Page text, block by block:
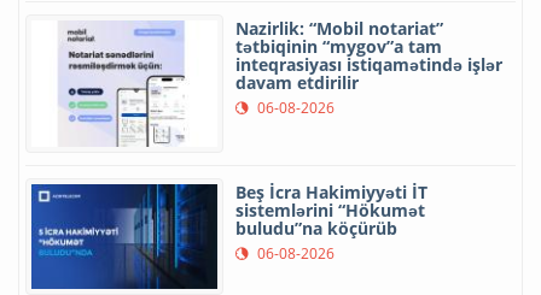
Nazirlik: “Mobil notariat”
tətbiqinin “mygov”a tam
inteqrasiyası istiqamətində işlər
davam etdirilir
06-08-2026
Beş İcra Hakimiyyəti İT
sistemlərini “Hökumət
buludu”na köçürüb
06-08-2026